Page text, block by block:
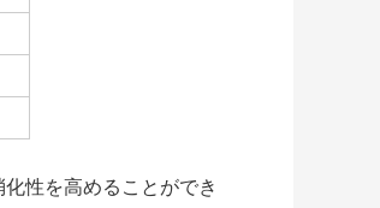
性を高めることができ